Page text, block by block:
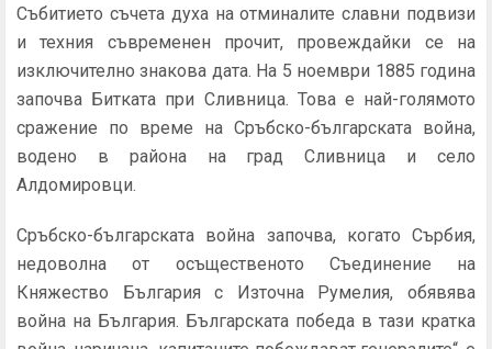
Събитието съчета духа на отминалите славни подвизи
и техния съвременен прочит, провеждайки се на
изключително знакова дата. На 5 ноември 1885 година
започва Битката при Сливница. Това е най-голямото
сражение по време на Сръбско-българската война,
водено в района на град Сливница и село
Алдомировци.
Сръбско-българската война започва, когато Сърбия,
недоволна от осъщественото Съединение на
Княжество България с Източна Румелия, обявява
война на България. Българската победа в тази кратка